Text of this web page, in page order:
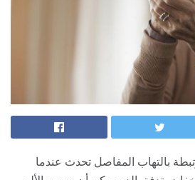
بالتهاب المفاصل تحدث عندما